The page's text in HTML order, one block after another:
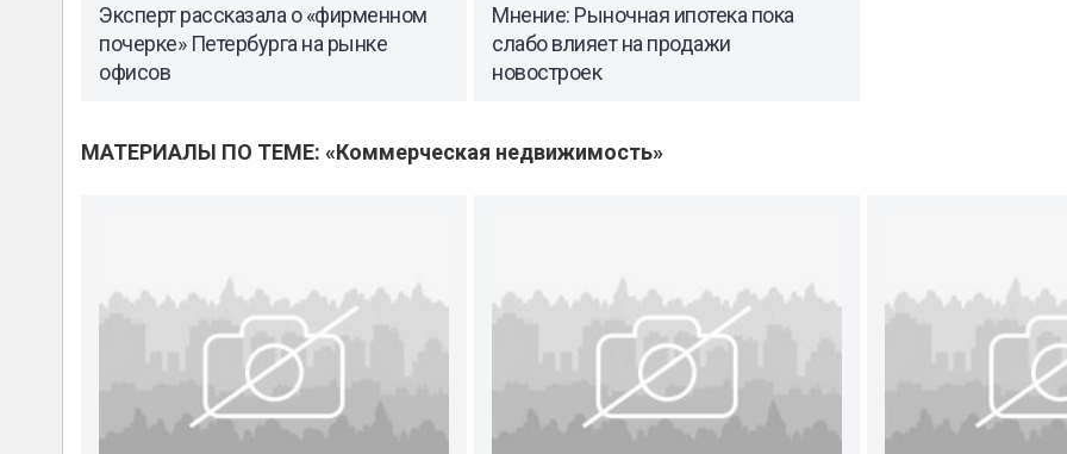
Эксперт рассказала о «фирменном
почерке» Петербурга на рынке
офисов
Мнение: Рыночная ипотека пока
слабо влияет на продажи
новостроек
МАТЕРИАЛЫ ПО ТЕМЕ: «Коммерческая недвижимость»